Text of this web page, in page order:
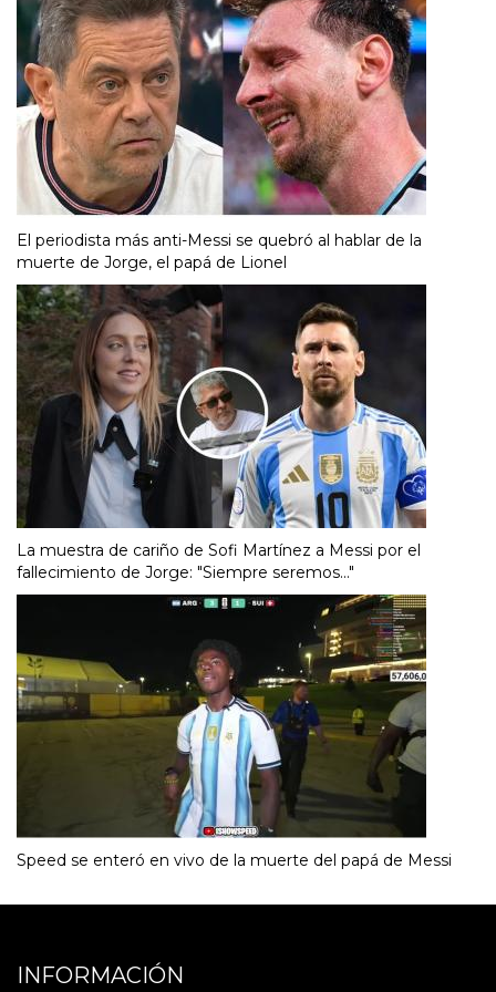
El periodista más anti-Messi se quebró al hablar de la
muerte de Jorge, el papá de Lionel
La muestra de cariño de Sofi Martínez a Messi por el
fallecimiento de Jorge: "Siempre seremos..."
Speed se enteró en vivo de la muerte del papá de Messi
INFORMACIÓN